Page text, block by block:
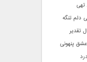
تهی
تقدیر
پنهونی